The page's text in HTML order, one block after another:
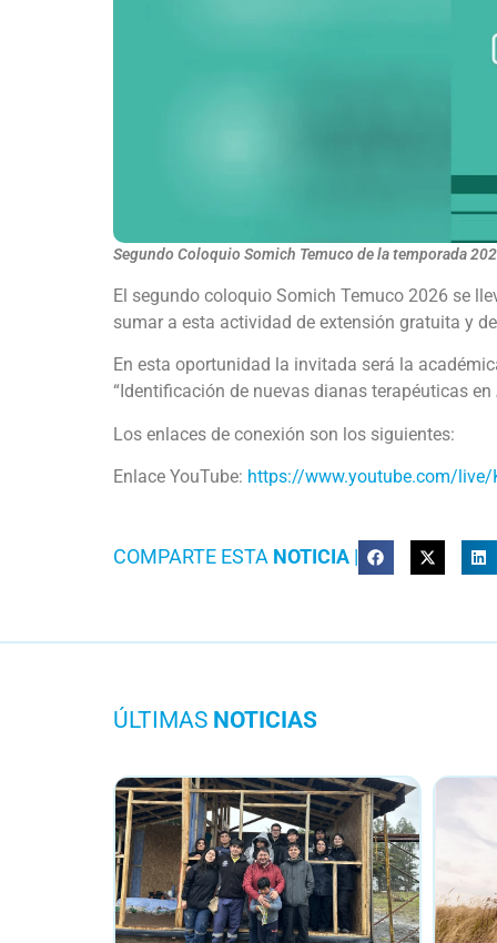
Segundo Coloquio Somich Temuco de la temporada
El segundo coloquio Somich Temuco 2026 se
sumar a esta actividad de extensión gratuita y
En esta oportunidad la invitada será la
“Identificación de nuevas dianas terapéuticas en
Los enlaces de conexión son los siguientes:
Enlace YouTube: https://www.youtube.com/live/
COMPARTE ESTA NOTICIA |
ÚLTIMAS NOTICIAS